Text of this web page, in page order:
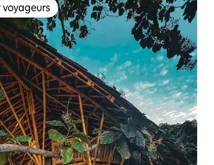
les plus appréciés